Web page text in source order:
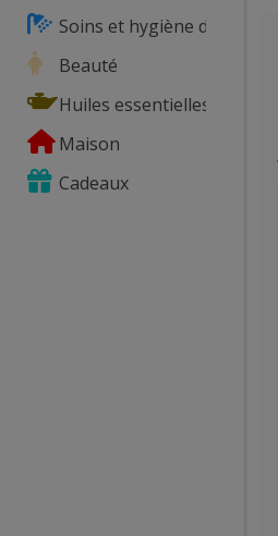
Soins et hygiène du corps
Beauté
Huiles essentielles
Maison
Cadeaux